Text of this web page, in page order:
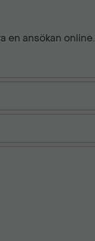
en ansökan online.